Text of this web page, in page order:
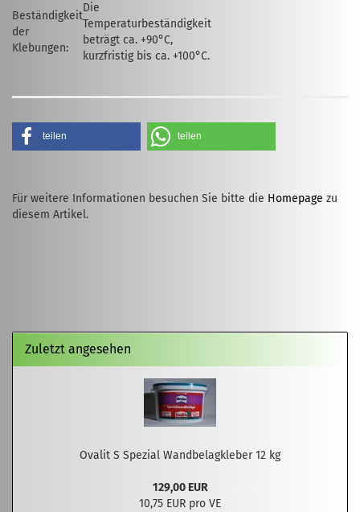
Beständigkeit
der
Klebungen:
Die
Temperaturbeständigkeit
beträgt ca. +90°C,
kurzfristig bis ca. +100°C.
teilen teilen
Für weitere Informationen besuchen Sie bitte die Homepage zu
diesem Artikel.
Zuletzt angesehen
Ovalit S Spezial Wandbelagkleber 12 kg
129,00 EUR
10,75 EUR pro VE